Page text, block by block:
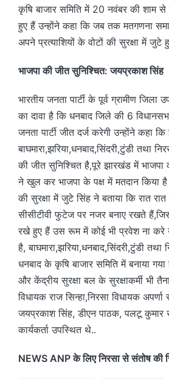
कृषि बाजार समिति में 20 नवंबर की शाम से
हुए हैं उन्होंने कहा कि जब तक मतगणना
अपने प्रत्याशियों के वोटों की सुरक्षा में जुटे
भाजपा की जीत सुनिश्चित: जयप्रकाश सिंह
भारतीय जनता पार्टी के पूर्व ग्रामीण जिला
का दावा है कि धनबाद जिले की 6
जनता पार्टी जीत दर्ज करेगी उन्होंने कहा
बाघमारा,झरिया,धनबाद,सिंदरी,टुंडी तथा
की जीत सुनिश्चित है,पूरे झारखंड में भाजपा
ने खुल कर भाजपा के पक्ष में मतदान किया है
की सुरक्षा में जुटे सिंह ने बताया कि रात
सीसीटीवी फुटेज पर नजर बनाए रखते
रखे हुए हैं उस रूम में कोई भी प्रवेश ना करे
है, बाघमारा,झरिया,धनबाद,सिंदरी,टुंडी
धनबाद के कृषि बाजार समिति में बनाया
और केंद्रीय सुरक्षा बल के सुरक्षाकर्मी भी
विधायक राज सिन्हा,निरसा विधायक अपर्णा
जयप्रकाश सिंह, डीएन पाठक, पलटू कुमार
कार्यकर्ता उपस्थित थे..
NEWS ANP के लिए निरसा से संतोष की